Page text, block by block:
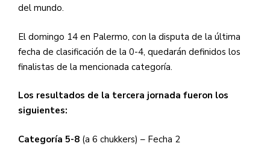
del mundo.
El domingo 14 en Palermo, con la disputa de la última
fecha de clasificación de la 0-4, quedarán definidos los
finalistas de la mencionada categoría.
Los resultados de la tercera jornada fueron los
siguientes:
Categoría 5-8 (a 6 chukkers) – Fecha 2